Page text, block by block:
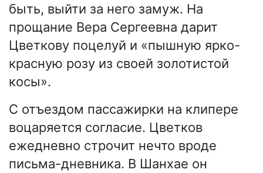
быть, выйти за него замуж. На
прощание Вера Сергеевна дарит
Цветкову поцелуй и «пышную ярко-
красную розу из своей золотистой
косы».
С отъездом пассажирки на клипере
воцаряется согласие. Цветков
ежедневно строчит нечто вроде
письма-дневника. В Шанхае он